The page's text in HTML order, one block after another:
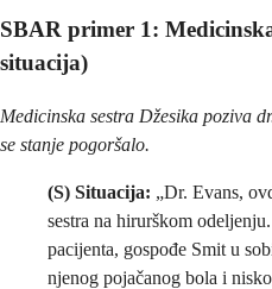
SBAR primer 1:
situacija)
Medicinska sestra Džesika poziva
se stanje pogoršalo.
(S) Situacija: „Dr. Evans,
sestra na hirurškom
pacijenta, gospođe Smit u
njenog pojačanog bola i